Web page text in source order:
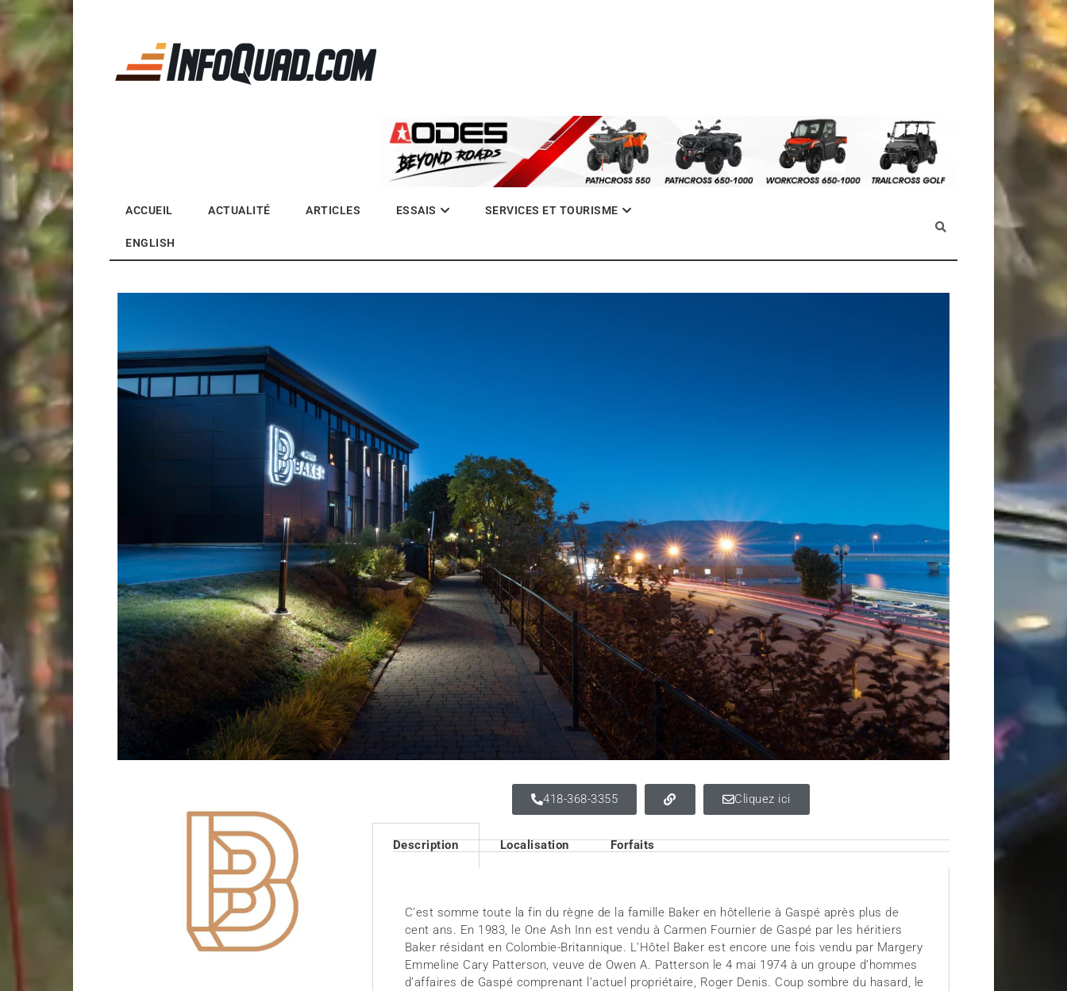
ACCUEIL ACTUALITÉ ARTICLES ESSAIS SERVICES ET TOURISME
ENGLISH
418-368-3355 Cliquez ici
Description Localisation Forfaits
C’est somme toute la fin du règne de la famille Baker en hôtellerie à Gaspé après plus de
cent ans. En 1983, le One Ash Inn est vendu à Carmen Fournier de Gaspé par les héritiers
Baker résidant en Colombie-Britannique. L’Hôtel Baker est encore une fois vendu par Margery
Emmeline Cary Patterson, veuve de Owen A. Patterson le 4 mai 1974 à un groupe d’hommes
d’affaires de Gaspé comprenant l’actuel propriétaire, Roger Denis. Coup sombre du hasard, le